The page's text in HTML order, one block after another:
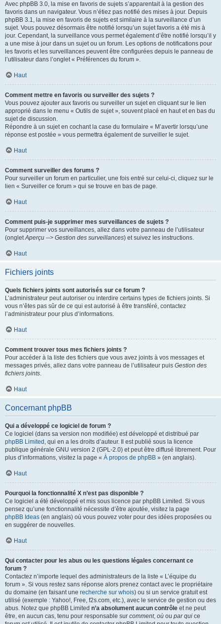
Avec phpBB 3.0, la mise en favoris de sujets s’apparentait à la gestion des
favoris dans un navigateur. Vous n’étiez pas notifié des mises à jour. Depuis
phpBB 3.1, la mise en favoris de sujets est similaire à la surveillance d’un
sujet. Vous pouvez désormais être notifié lorsqu’un sujet favoris a été mis à
jour. Cependant, la surveillance vous permet également d’être notifié lorsqu’il y
a une mise à jour dans un sujet ou un forum. Les options de notifications pour
les favoris et les surveillances peuvent être configurées depuis le panneau de
l’utilisateur dans l’onglet « Préférences du forum ».
Haut
Comment mettre en favoris ou surveiller des sujets ?
Vous pouvez ajouter aux favoris ou surveiller un sujet en cliquant sur le lien
approprié dans le menu « Outils de sujet », souvent placé en haut et en bas du
sujet de discussion.
Répondre à un sujet en cochant la case du formulaire « M’avertir lorsqu’une
réponse est postée » vous permettra également de surveiller le sujet.
Haut
Comment surveiller des forums ?
Pour surveiller un forum en particulier, une fois entré sur celui-ci, cliquez sur le
lien « Surveiller ce forum » qui se trouve en bas de page.
Haut
Comment puis-je supprimer mes surveillances de sujets ?
Pour supprimer vos surveillances, allez dans votre panneau de l’utilisateur
(ongletAperçu --> Gestion des surveillances) et suivez les instructions.
Haut
Fichiers joints
Quels fichiers joints sont autorisés sur ce forum ?
L’administrateur peut autoriser ou interdire certains types de fichiers joints. Si
vous n’êtes pas sûr de ce qui est autorisé à être transféré, contactez
l’administrateur pour plus d’informations.
Haut
Comment trouver tous mes fichiers joints ?
Pour accéder à la liste des fichiers que vous avez joints à vos messages et
messages privés, allez dans votre panneau de l’utilisateur puis Gestion des
fichiers joints.
Haut
Concernant phpBB
Qui a développé ce logiciel de forum ?
Ce logiciel (dans sa version non modifiée) est développé et distribué par
phpBB Limited , qui en a les droits d’auteur. Il est publié sous la licence
publique générale GNU version 2 (GPL-2.0) et peut être diffusé librement. Pour
plus d’informations, visitez la page « À propos de phpBB » (en anglais).
Haut
Pourquoi la fonctionnalité X n’est pas disponible ?
Ce logiciel a été développé et mis sous licence par phpBB Limited. Si vous
pensez qu’une fonctionnalité nécessite d’être ajoutée, visitez la page
phpBB Ideas (en anglais) où vous pouvez voter pour des idées proposées ou
en suggérer de nouvelles.
Haut
Qui contacter pour les abus ou les questions légales concernant ce
forum ?
Contactez n’importe lequel des administrateurs de la liste « L’équipe du
forum ». Si vous restez sans réponse alors prenez contact avec le propriétaire
du domaine (en faisant une recherche sur whois) ou si un service gratuit est
utilisé (exemple : Yahoo!, Free, f2s.com, etc.), avec le service de gestion ou des
abus. Notez que phpBB Limited n’a absolument aucun contrôle et ne peut
être, en aucun cas, tenu pour responsable sur comment, où ou par qui ce